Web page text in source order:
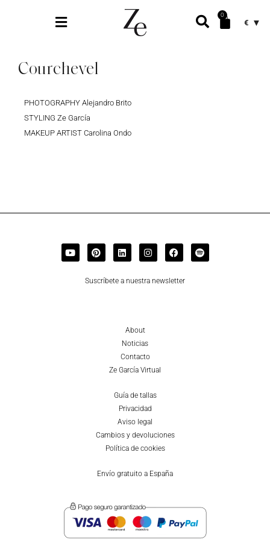
0
€
Courchevel
PHOTOGRAPHY Alejandro Brito
STYLING Ze García
MAKEUP ARTIST Carolina Ondo
Suscríbete a nuestra newsletter
About
Noticias
Contacto
Ze García Virtual
Guía de tallas
Privacidad
Aviso legal
Cambios y devoluciones
Política de cookies
Envío gratuito a España